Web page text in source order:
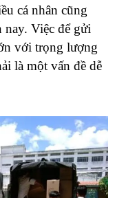
cá nhân cũng
Việc để gửi
với trọng lượng
là một vấn đề dễ